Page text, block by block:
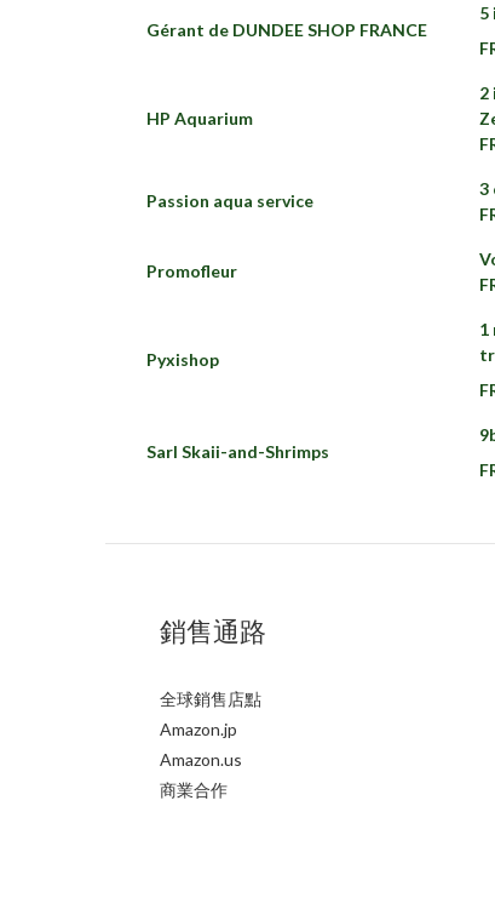
Gérant de DUNDEE SHOP FRANCE
5
HP Aquarium
2
Passion aqua service
3
Promofleur
Pyxishop
1
Sarl Skaii-and-Shrimps
銷售通路
全球銷售店點
Amazon.jp
Amazon.us
商業合作